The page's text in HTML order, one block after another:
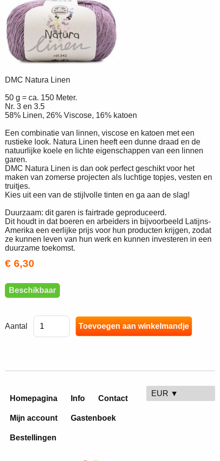
DMC Natura Linen
50 g = ca. 150 Meter.
Nr. 3 en 3.5
58% Linen, 26% Viscose, 16% katoen
Een combinatie van linnen, viscose en katoen met een
rustieke look. Natura Linen heeft een dunne draad en de
natuurlijke koele en lichte eigenschappen van een linnen
garen.
DMC Natura Linen is dan ook perfect geschikt voor het
maken van zomerse projecten als luchtige topjes, vesten en
truitjes.
Kies uit een van de stijlvolle tinten en ga aan de slag!
Duurzaam: dit garen is fairtrade geproduceerd.
Dit houdt in dat boeren en arbeiders in bijvoorbeeld Latijns-
Amerika een eerlijke prijs voor hun producten krijgen, zodat
ze kunnen leven van hun werk en kunnen investeren in een
duurzame toekomst.
€ 6,30
Beschikbaar
Aantal
Homepagina Info Contact
Mijn account Gastenboek
Bestellingen
EUR ▼